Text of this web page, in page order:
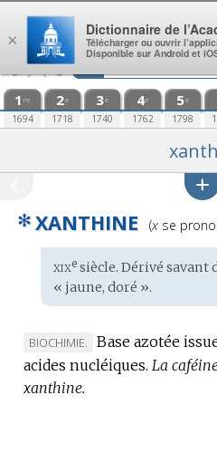
Aller au contenu
1 re
1694
2e
1718
3e
1740
4e
1762
5e
1798
✻ XANTHINE (xse
Étymologie
:
xixesiècle. Dérivé savant
« jaune, doré ».
MARQUE
DE
DOMAINE
BIOCHIMIE.
Base azotée
acides nucléiques. La
xanthine.
×
Dictionnaire de
Télécharger ou ouvrir
Disponible sur Android et